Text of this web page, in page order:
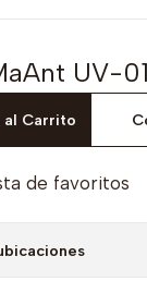
UV-01
al Carrito
de favoritos